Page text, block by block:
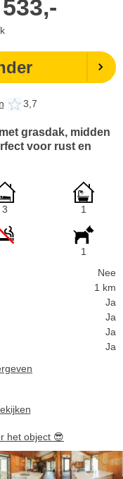
533,-
3,7
grasdak, midden
voor rust en
3 1
1
Nee
1 km
Ja
Ja
Ja
Ja
het object 😎